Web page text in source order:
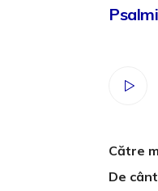
Către
De